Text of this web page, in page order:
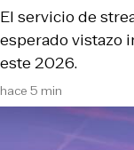
hace 5 min
El servicio de
esperado vistazo
este 2026.